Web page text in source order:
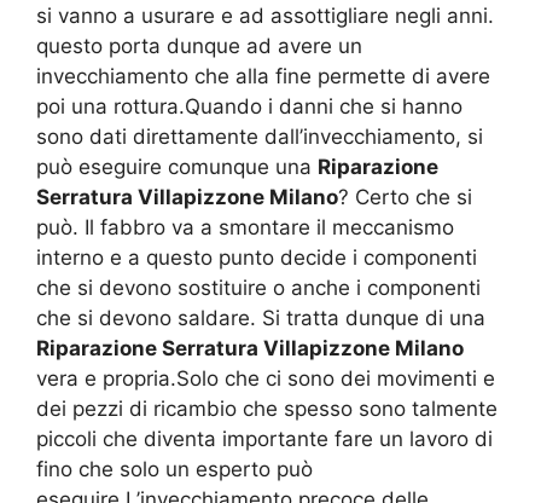
si vanno a usurare e ad assottigliare negli anni.
questo porta dunque ad avere un
invecchiamento che alla fine permette di avere
poi una rottura.Quando i danni che si hanno
sono dati direttamente dall’invecchiamento, si
può eseguire comunque una Riparazione
Serratura Villapizzone Milano? Certo che si
può. Il fabbro va a smontare il meccanismo
interno e a questo punto decide i componenti
che si devono sostituire o anche i componenti
che si devono saldare. Si tratta dunque di una
Riparazione Serratura Villapizzone Milano
vera e propria.Solo che ci sono dei movimenti e
dei pezzi di ricambio che spesso sono talmente
piccoli che diventa importante fare un lavoro di
fino che solo un esperto può